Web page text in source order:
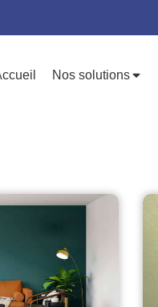
Nos solutions